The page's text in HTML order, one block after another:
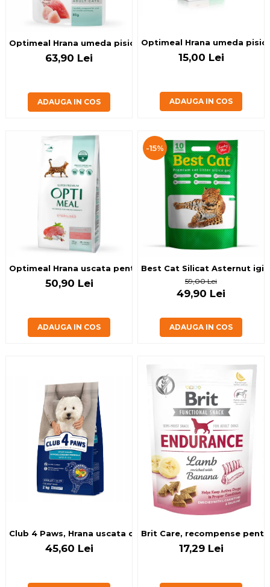
Optimeal Hrana umeda pisici
63,90 Lei
ADAUGA IN COS
15,00 Lei
ADAUGA IN COS
Optimeal Hrana uscata pentru pisici sterilizate - Vita si
50,90 Lei
ADAUGA IN COS
-15%
Best Cat Silicat Asternut
59,00 Lei
49,90 Lei
ADAUGA IN COS
Club 4 Paws, Hrana uscata caini adulti de talie mica, miel
45,60 Lei
Brit Care, recompense
17,29 Lei